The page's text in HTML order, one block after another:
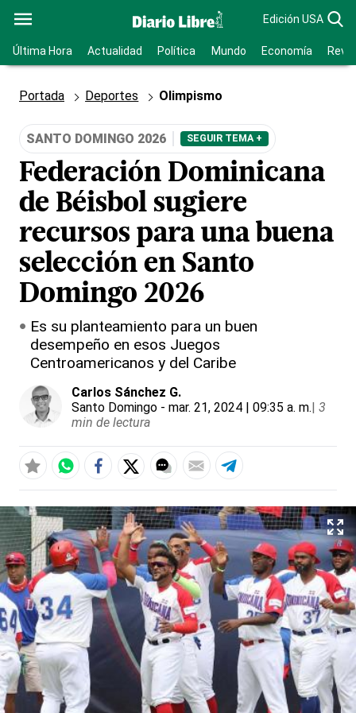
Edición USA
Última Hora Actualidad Política Mundo Economía
Portada Deportes Olimpismo
SANTO DOMINGO 2026 SEGUIR TEMA +
Federación Dominicana
de Béisbol sugiere
recursos para una buena
selección en Santo
Domingo 2026
Es su planteamiento para un buen
desempeño en esos Juegos
Centroamericanos y del Caribe
Carlos Sánchez G.
Santo Domingo - mar. 21, 2024 | 09:35 a. m.| 3
min de lectura